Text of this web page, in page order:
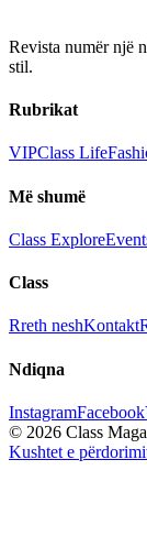
Revista numër një
stil.
Rubrikat
VIPClass Life
Më shumë
Class Explore
Class
Rreth neshKontakt
Ndiqna
InstagramFacebook
© 2026 Class
Kushtet e